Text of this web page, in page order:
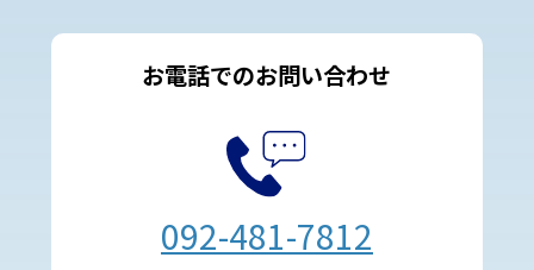
お電話でのお問い合わせ
092-481-7812